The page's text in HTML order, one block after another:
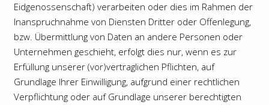
Eidgenossenschaft) verarbeiten oder dies im Rahmen der
Inanspruchnahme von Diensten Dritter oder Offenlegung,
bzw. Übermittlung von Daten an andere Personen oder
Unternehmen geschieht, erfolgt dies nur, wenn es zur
Erfüllung unserer (vor)vertraglichen Pflichten, auf
Grundlage Ihrer Einwilligung, aufgrund einer rechtlichen
Verpflichtung oder auf Grundlage unserer berechtigten